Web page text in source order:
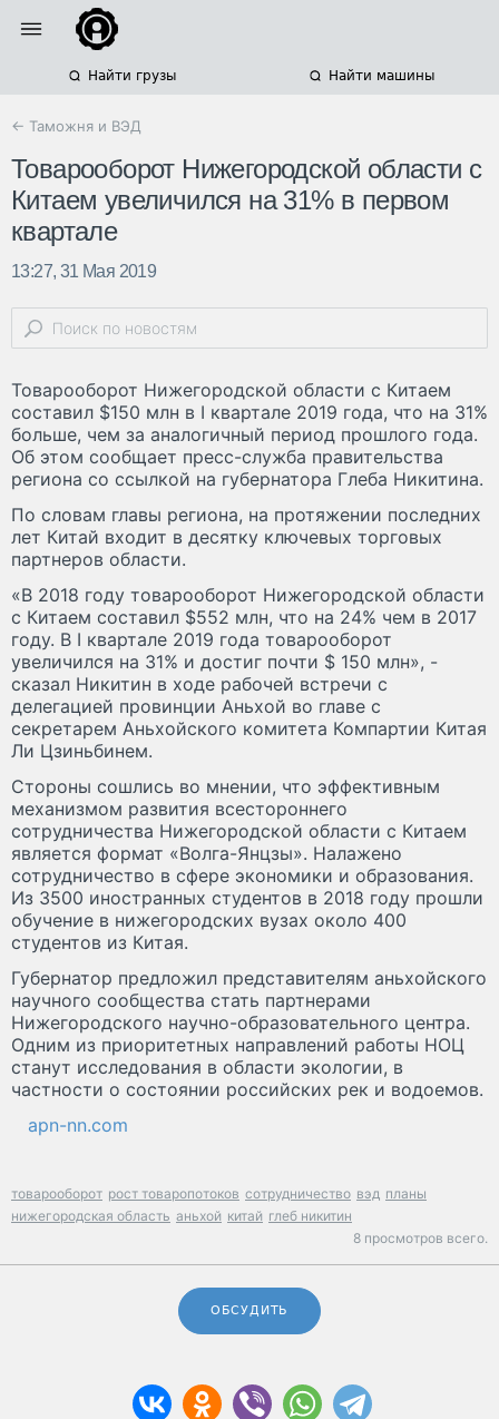
Найти грузы Найти машины
← Таможня и ВЭД
Товарооборот Нижегородской области с
Китаем увеличился на 31% в первом
квартале
13:27, 31 Мая 2019
Товарооборот Нижегородской области с Китаем
составил $150 млн в I квартале 2019 года, что на 31%
больше, чем за аналогичный период прошлого года.
Об этом сообщает пресс-служба правительства
региона со ссылкой на губернатора Глеба Никитина.
По словам главы региона, на протяжении последних
лет Китай входит в десятку ключевых торговых
партнеров области.
«В 2018 году товарооборот Нижегородской области
с Китаем составил $552 млн, что на 24% чем в 2017
году. В I квартале 2019 года товарооборот
увеличился на 31% и достиг почти $ 150 млн», -
сказал Никитин в ходе рабочей встречи с
делегацией провинции Аньхой во главе с
секретарем Аньхойского комитета Компартии Китая
Ли Цзиньбинем.
Стороны сошлись во мнении, что эффективным
механизмом развития всестороннего
сотрудничества Нижегородской области с Китаем
является формат «Волга-Янцзы». Налажено
сотрудничество в сфере экономики и образования.
Из 3500 иностранных студентов в 2018 году прошли
обучение в нижегородских вузах около 400
студентов из Китая.
Губернатор предложил представителям аньхойского
научного сообщества стать партнерами
Нижегородского научно-образовательного центра.
Одним из приоритетных направлений работы НОЦ
станут исследования в области экологии, в
частности о состоянии российских рек и водоемов.
apn-nn.com
товарооборот рост товаропотоков сотрудничество вэд планы
нижегородская область аньхой китай глеб никитин
8 просмотров всего.
ОБСУДИТЬ